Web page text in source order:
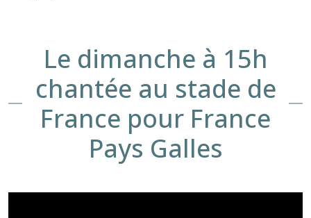
Le dimanche à 15h
chantée au stade de
France pour France
Pays Galles